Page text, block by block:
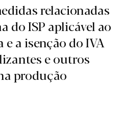
relacionadas
do ISP aplicável ao
a isenção do IVA
e outros
produção